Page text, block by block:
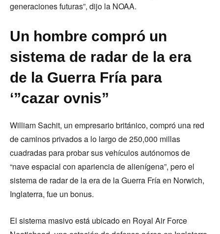
generaciones futuras”, dijo la NOAA.
Un hombre compró un
sistema de radar de la era
de la Guerra Fría para
‘”cazar ovnis”
William Sachit, un empresario británico, compró una red
de caminos privados a lo largo de 250,000 millas
cuadradas para probar sus vehículos autónomos de
“nave espacial con apariencia de alienígena”, pero el
sistema de radar de la era de la Guerra Fría en Norwich,
Inglaterra, fue un bonus.
El sistema masivo está ubicado en Royal Air Force